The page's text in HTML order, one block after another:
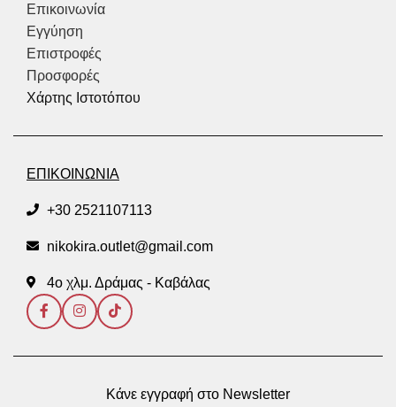
Επικοινωνία
Εγγύηση
Επιστροφές
Προσφορές
Χάρτης Ιστοτόπου
ΕΠΙΚΟΙΝΩΝΙΑ
+30 2521107113
nikokira.outlet@gmail.com
4ο χλμ. Δράμας - Καβάλας
Κάνε εγγραφή στο Newsletter